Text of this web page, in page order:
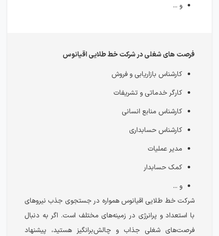
و ...
فرصت های شغلی در شرکت خط طلایی اقیانوس
کارشناس بازاریابی و فروش
کارگر خدماتی و تشریفات
کارشناس منابع انسانی
کارشناس حسابداری
مدیر عملیات
کمک حسابدار
و ...
شرکت خط طلایی اقیانوس همواره در جستجوی جذب نیروهای
با استعداد و پرانرژی در زمینه‌های مختلف است. اگر به دنبال
فرصت‌های شغلی جذاب و چالش‌برانگیز هستید، پیشنهاد